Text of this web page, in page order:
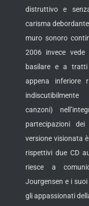
distruttivo e
carisma
muro sonoro
2006 invece
basilare e a
appena inferiore
canzoni)
partecipazioni
versione visionata
rispettivi due CD
riesce a
Jourgensen e i
gli appassionati